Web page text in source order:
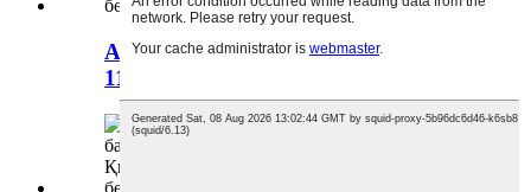
Артқы бампер рамасы-10786600-
11011790